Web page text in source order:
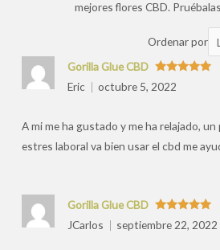
mejores flores CBD.
Ordenar por
Valorado
con
Gorilla Glue CBD
Eric
octubre 5, 2022
A mi me ha gustado y me ha relajado,
estres laboral va bien usar el cbd me
Valorado
con5de 5
Gorilla Glue CBD
JCarlos
septiembre 22, 2022